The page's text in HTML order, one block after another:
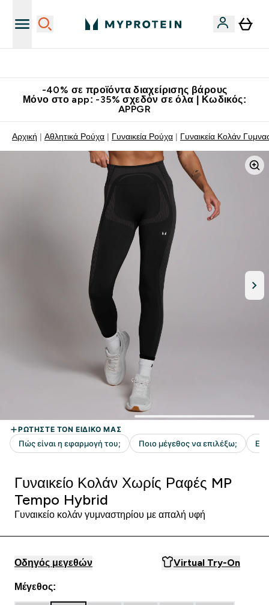
-40% σε προϊόντα διαχείρισης βάρους
Μόνο στο app: -35% σχεδόν σε όλα | Κωδικός:
APPGR
Αρχική Αθλητικά Ρούχα Γυναικεία Ρούχα Γυναικεία Κολάν
Γυναικείο Κολάν Χωρίς Ραφές MP
Tempo Hybrid
Γυναικείο κολάν γυμναστηρίου με απαλή υφή
Οδηγός μεγεθών Virtual Try-On
Μέγεθος: